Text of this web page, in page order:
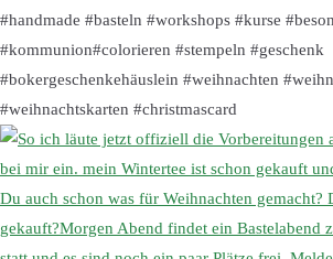
#handmade #basteln #workshops #kurse
#kommunion#colorieren #stempeln #geschenk
#bokergeschenkehäuslein #weihnachten
#weihnachtskarten #christmascard